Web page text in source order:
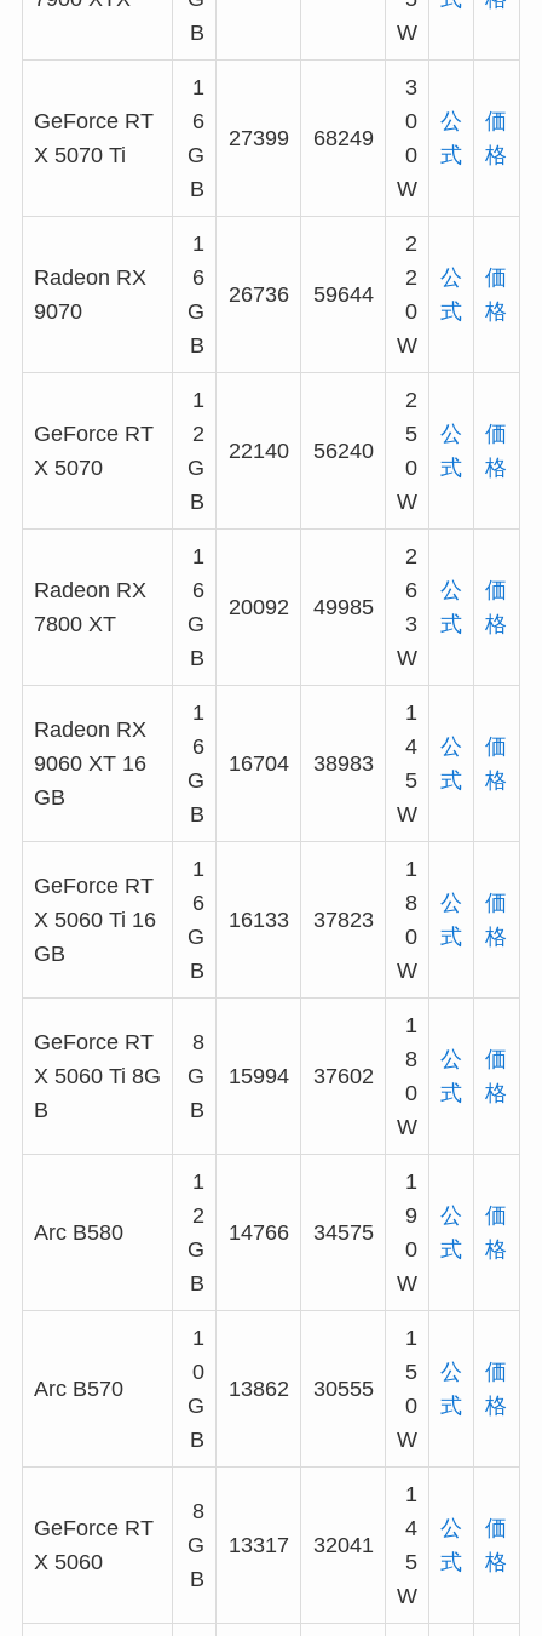
B
W
GeForce RT
X 5070 Ti
1
6
G
B
27399 68249
3
0
0
W
公
式
価
格
Radeon RX
9070
1
6
G
B
26736 59644
2
2
0
W
公
式
価
格
GeForce RT
X 5070
1
2
G
B
22140 56240
2
5
0
W
公
式
価
格
Radeon RX
7800 XT
1
6
G
B
20092 49985
2
6
3
W
公
式
価
格
Radeon RX
9060 XT 16
GB
1
6
G
B
16704 38983
1
4
5
W
公
式
価
格
GeForce RT
X 5060 Ti 16
GB
1
6
G
B
16133 37823
1
8
0
W
公
式
価
格
GeForce RT
X 5060 Ti 8G
B
8
G
B
15994 37602
1
8
0
W
公
式
価
格
Arc B580
1
2
G
B
14766 34575
1
9
0
W
公
式
価
格
Arc B570
1
0
G
B
13862 30555
1
5
0
W
公
式
価
格
GeForce RT
X 5060
8
G
B
13317 32041
1
4
5
W
公
式
価
格